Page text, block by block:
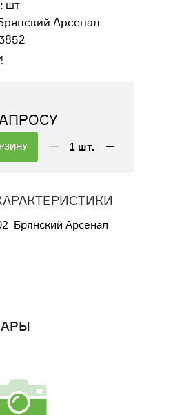
КАБИН
шт
Арсенал
1 шт.
Брянский Арсенал